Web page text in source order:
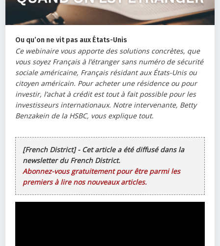
Ou qu’on ne vit pas aux États-Unis
Ce webinaire vous apporte des solutions concrètes, que
vous soyez Français à l’étranger sans numéro de sécurité
sociale américaine, Français résidant aux États-Unis ou
citoyen américain. Pour acheter une résidence ou pour
investir, l’achat à crédit est tout à fait possible pour les
investisseurs internationaux. Notre intervenante, Betty
Benzakein de la HSBC, vous explique tout.
[French District] - Cet article a été diffusé dans la
newsletter du French District.
Abonnez-vous gratuitement pour être parmi les
premiers à lire nos nouveaux articles.